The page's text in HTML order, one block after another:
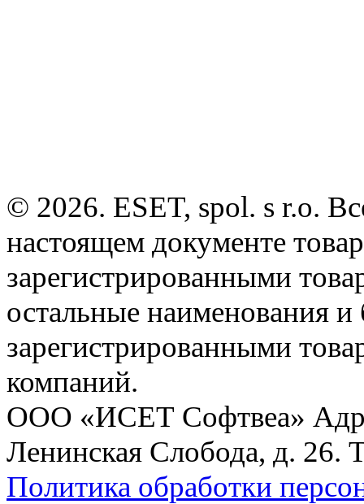
© 2026. ESET, spol. s r.o.
настоящем документе
зарегистрированными
остальные наименования
зарегистрированными
компаний.
ООО «ИСЕТ Софтвеа»
Ленинская Слобода, д. 26.
Политика обработки